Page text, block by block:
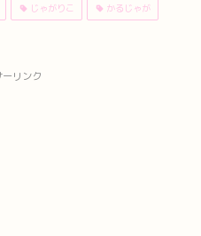
じゃがりこ かるじゃが
リンク